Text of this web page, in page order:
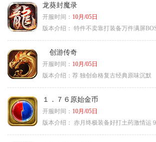
龙葵封魔录
开服时间： 10月/05日
版本介绍： 特件不卖靠打装备万件满屏
创游传奇
开服时间： 10月/05日
版本介绍： 荐 独创命格复古经典原味沉默
１．７６原始金币
开服时间： 10月/05日
版本介绍： 赤月终极装备好打土药激情运